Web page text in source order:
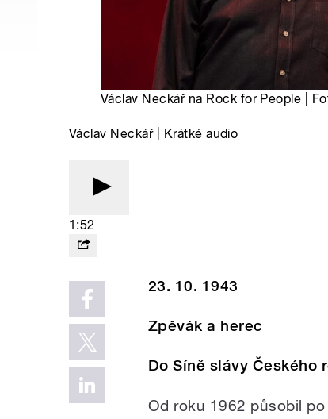
Václav Neckář na Rock for People |
Václav Neckář | Krátké audio
1:52
23. 10. 1943
Zpěvák a herec
Do Síně slávy Českého
Od roku 1962 působil